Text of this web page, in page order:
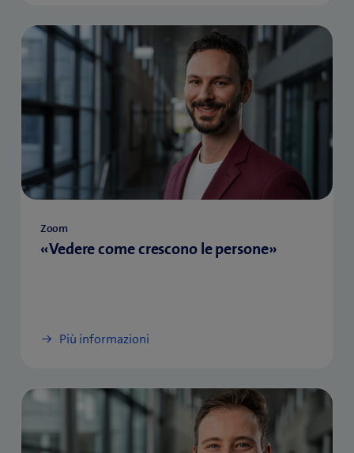
Zoom
«Vedere come crescono le persone»
Più informazioni